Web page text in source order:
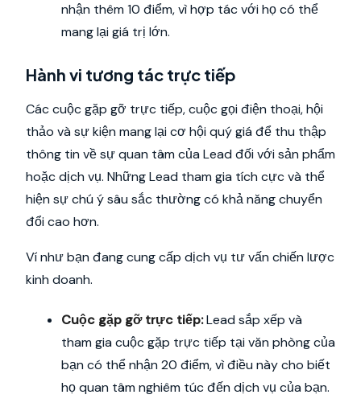
nhận thêm 10 điểm, vì hợp tác với họ có thể
mang lại giá trị lớn.
Hành vi tương tác trực tiếp
Các cuộc gặp gỡ trực tiếp, cuộc gọi điện thoại, hội
thảo và sự kiện mang lại cơ hội quý giá để thu thập
thông tin về sự quan tâm của Lead đối với sản phẩm
hoặc dịch vụ. Những Lead tham gia tích cực và thể
hiện sự chú ý sâu sắc thường có khả năng chuyển
đổi cao hơn.
Ví như bạn đang cung cấp dịch vụ tư vấn chiến lược
kinh doanh.
Cuộc gặp gỡ trực tiếp:Lead sắp xếp và
tham gia cuộc gặp trực tiếp tại văn phòng của
bạn có thể nhận 20 điểm, vì điều này cho biết
họ quan tâm nghiêm túc đến dịch vụ của bạn.